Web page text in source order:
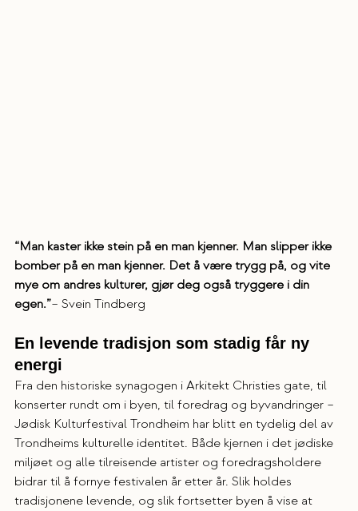
“Man kaster ikke stein på en man kjenner. Man slipper ikke
bomber på en man kjenner. Det å være trygg på, og vite
mye om andres kulturer, gjør deg også tryggere i din
egen.”– Svein Tindberg
En levende tradisjon som stadig får ny
energi
Fra den historiske synagogen i Arkitekt Christies gate, til
konserter rundt om i byen, til foredrag og byvandringer –
Jødisk Kulturfestival Trondheim har blitt en tydelig del av
Trondheims kulturelle identitet. Både kjernen i det jødiske
miljøet og alle tilreisende artister og foredragsholdere
bidrar til å fornye festivalen år etter år. Slik holdes
tradisjonene levende, og slik fortsetter byen å vise at